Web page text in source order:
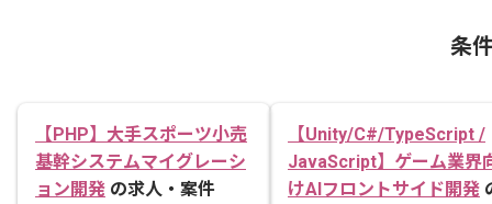
条
【PHP】大手スポーツ小売
基幹システムマイグレーシ
ョン開発 の求人・案件
【Unity/C#/TypeScript /
JavaScript】ゲーム業界
けAIフロントサイド開発